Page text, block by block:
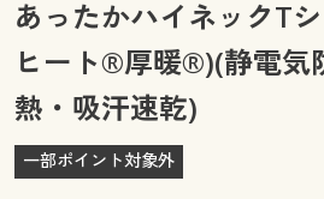
閲覧履歴
お気に入り
サポート
お気に入り
サポート
ご利用ガイド
あったかハイネックT
ヒート®厚暖®)(静電気
熱・吸汗速乾)
一部ポイント対象外